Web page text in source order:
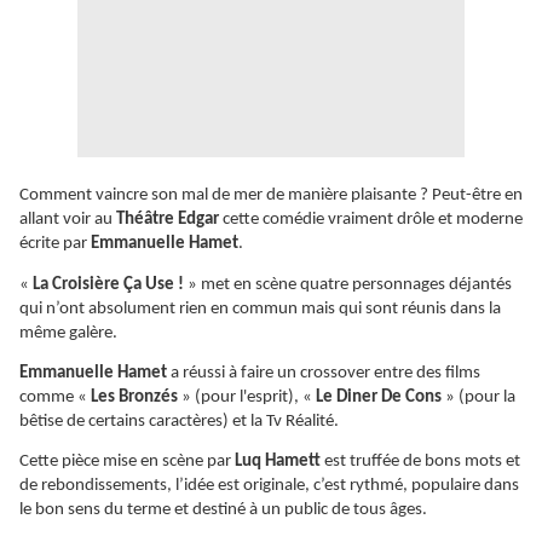
Comment vaincre son mal de mer de manière plaisante ? Peut-être en
allant voir au Théâtre Edgar cette comédie vraiment drôle et moderne
écrite par Emmanuelle Hamet.
« La Croisière Ça Use ! » met en scène quatre personnages déjantés
qui n’ont absolument rien en commun mais qui sont réunis dans la
même galère.
Emmanuelle Hamet a réussi à faire un crossover entre des films
comme « Les Bronzés » (pour l'esprit), « Le Diner De Cons » (pour la
bêtise de certains caractères) et la Tv Réalité.
Cette pièce mise en scène par Luq Hamett est truffée de bons mots et
de rebondissements, l’idée est originale, c’est rythmé, populaire dans
le bon sens du terme et destiné à un public de tous âges.